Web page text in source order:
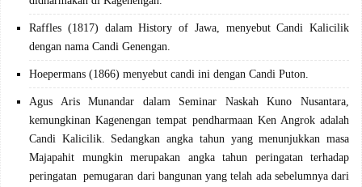
Raffles (1817) dalam History of Jawa, menyebut Candi Kalicilik
dengan nama Candi Genengan.
Hoepermans (1866) menyebut candi ini dengan Candi Puton.
Agus Aris Munandar dalam Seminar Naskah Kuno Nusantara,
kemungkinan Kagenengan tempat pendharmaan Ken Angrok adalah
Candi Kalicilik. Sedangkan angka tahun yang menunjukkan masa
Majapahit mungkin merupakan angka tahun peringatan terhadap
peringatan pemugaran dari bangunan yang telah ada sebelumnya dari